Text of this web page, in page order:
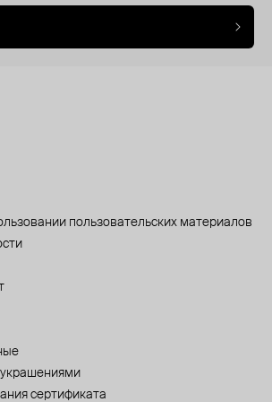
пользовательских материалов
украшениями
сертификата